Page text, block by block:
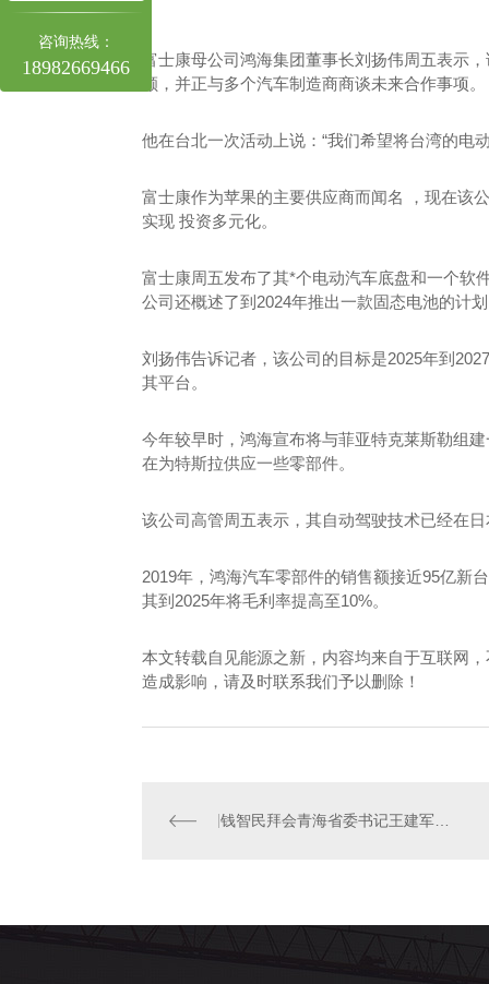
富士康母公司鸿海集团董事长刘扬伟周五表示
额，并正与多个汽车制造商商谈未来合作事项。
他在台北一次活动上说：“我们希望将台湾的电
富士康作为苹果的主要供应商而闻名 ，现在该
实现 投资多元化。
富士康周五发布了其*个电动汽车底盘和一个软
公司还概述了到2024年推出一款固态电池的计
刘扬伟告诉记者，该公司的目标是2025年到
其平台。
今年较早时，鸿海宣布将与菲亚特克莱斯勒组
在为特斯拉供应一些零部件。
该公司高管周五表示，其自动驾驶技术已经在
2019年，鸿海汽车零部件的销售额接近95亿新
其到2025年将毛利率提高至10%。
本文转载自见能源之新，内容均来自于互联网
造成影响，请及时联系我们予以删除！
钱智民拜会青海省委书记王建军、省长信长星并调研黄河公司
咨询热线：
18982669466